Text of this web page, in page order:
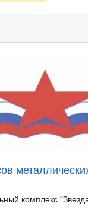
комплекс